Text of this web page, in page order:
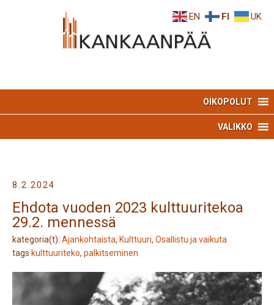
OIKOPOLUT
VALIKKO
8.2.2024
Ehdota vuoden 2023 kulttuuritekoa
29.2. mennessä
kategoria(t): Ajankohtaista, Kulttuuri, Osallistu ja vaikuta
tags kulttuuriteko, palkitseminen
EN FI UK